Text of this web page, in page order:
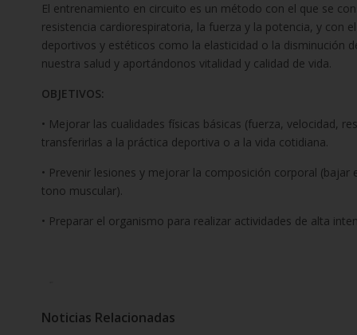
El entrenamiento en circuito es un método con el que se
resistencia cardiorespiratoria, la fuerza y la potencia, y con
deportivos y estéticos como la elasticidad o la disminución
nuestra salud y aportándonos vitalidad y calidad de vida.
OBJETIVOS:
• Mejorar las cualidades físicas básicas (fuerza, velocidad,
transferirlas a la práctica deportiva o a la vida cotidiana.
• Prevenir lesiones y mejorar la composición corporal
tono muscular).
• Preparar el organismo para realizar actividades de alta
Noticias Relacionadas